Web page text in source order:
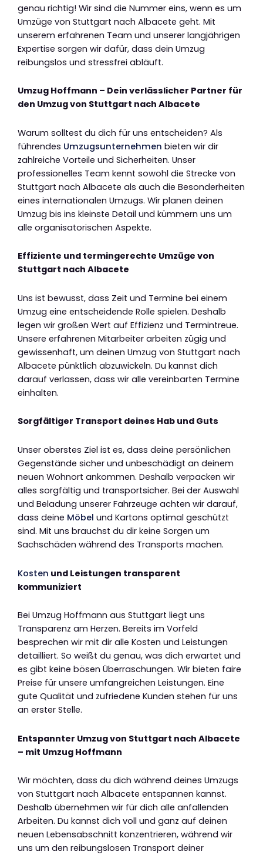
genau richtig! Wir sind die Nummer eins, wenn es um
Umzüge von Stuttgart nach Albacete geht. Mit
unserem erfahrenen Team und unserer langjährigen
Expertise sorgen wir dafür, dass dein Umzug
reibungslos und stressfrei abläuft.
Umzug Hoffmann – Dein verlässlicher Partner für
den Umzug von Stuttgart nach Albacete
Warum solltest du dich für uns entscheiden? Als
führendes Umzugsunternehmen bieten wir dir
zahlreiche Vorteile und Sicherheiten. Unser
professionelles Team kennt sowohl die Strecke von
Stuttgart nach Albacete als auch die Besonderheiten
eines internationalen Umzugs. Wir planen deinen
Umzug bis ins kleinste Detail und kümmern uns um
alle organisatorischen Aspekte.
Effiziente und termingerechte Umzüge von
Stuttgart nach Albacete
Uns ist bewusst, dass Zeit und Termine bei einem
Umzug eine entscheidende Rolle spielen. Deshalb
legen wir großen Wert auf Effizienz und Termintreue.
Unsere erfahrenen Mitarbeiter arbeiten zügig und
gewissenhaft, um deinen Umzug von Stuttgart nach
Albacete pünktlich abzuwickeln. Du kannst dich
darauf verlassen, dass wir alle vereinbarten Termine
einhalten.
Sorgfältiger Transport deines Hab und Guts
Unser oberstes Ziel ist es, dass deine persönlichen
Gegenstände sicher und unbeschädigt an deinem
neuen Wohnort ankommen. Deshalb verpacken wir
alles sorgfältig und transportsicher. Bei der Auswahl
und Beladung unserer Fahrzeuge achten wir darauf,
dass deine Möbel und Kartons optimal geschützt
sind. Mit uns brauchst du dir keine Sorgen um
Sachschäden während des Transports machen.
Kosten und Leistungen transparent
kommuniziert
Bei Umzug Hoffmann aus Stuttgart liegt uns
Transparenz am Herzen. Bereits im Vorfeld
besprechen wir mit dir alle Kosten und Leistungen
detailliert. So weißt du genau, was dich erwartet und
es gibt keine bösen Überraschungen. Wir bieten faire
Preise für unsere umfangreichen Leistungen. Eine
gute Qualität und zufriedene Kunden stehen für uns
an erster Stelle.
Entspannter Umzug von Stuttgart nach Albacete
– mit Umzug Hoffmann
Wir möchten, dass du dich während deines Umzugs
von Stuttgart nach Albacete entspannen kannst.
Deshalb übernehmen wir für dich alle anfallenden
Arbeiten. Du kannst dich voll und ganz auf deinen
neuen Lebensabschnitt konzentrieren, während wir
uns um den reibungslosen Transport deiner